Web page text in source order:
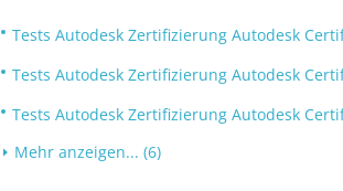
Tests Autodesk Zertifizierung Autodesk
Tests Autodesk Zertifizierung Autodesk
Tests Autodesk Zertifizierung Autodesk
Mehr anzeigen... (6)